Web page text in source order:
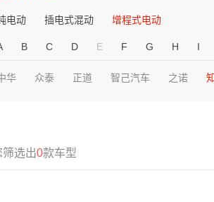
电动 插电式混动 增程式电动
B C D E F G H I
华 众泰 正道 智己汽车 之诺
筛选出0款车型